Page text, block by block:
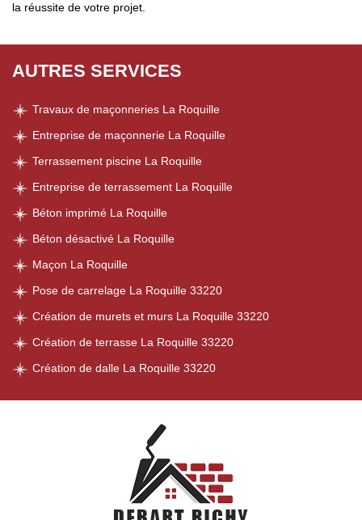
la réussite de votre projet.
AUTRES SERVICES
Travaux de maçonneries La Roquille
Entreprise de maçonnerie La Roquille
Terrassement piscine La Roquille
Entreprise de terrassement La Roquille
Béton imprimé La Roquille
Béton désactivé La Roquille
Maçon La Roquille
Pose de carrelage La Roquille 33220
Création de murets et murs La Roquille 33220
Création de terrasse La Roquille 33220
Création de dalle La Roquille 33220